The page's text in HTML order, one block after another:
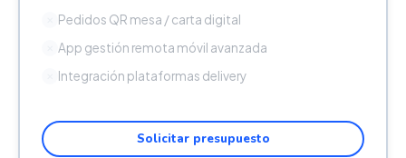
Pedidos QR mesa / carta digital
App gestión remota móvil avanzada
Integración plataformas delivery
Solicitar presupuesto